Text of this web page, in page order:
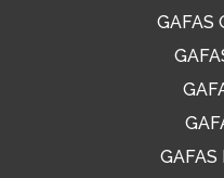
GAFAS
GAFAS